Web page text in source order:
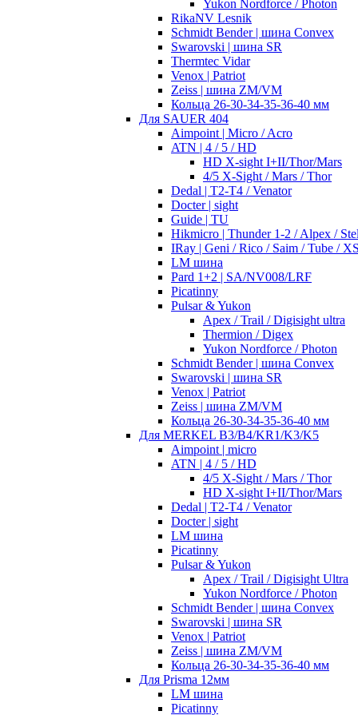
Yukon Nordforce / Photon
RikaNV Lesnik
Schmidt Bender | шина Convex
Swarovski | шина SR
Thermtec Vidar
Venox | Patriot
Zeiss | шина ZM/VM
Кольца 26-30-34-35-36-40 мм
Для SAUER 404
Aimpoint | Micro / Acro
ATN | 4 / 5 / HD
HD X-sight I+II/Thor/Mars
4/5 X-Sight / Mars / Thor
Dedal | T2-T4 / Venator
Docter | sight
Guide | TU
Hikmicro | Thunder 1-2 / Alpex /
IRay | Geni / Rico / Saim / Tube /
LM шина
Pard 1+2 | SA/NV008/LRF
Picatinny
Pulsar & Yukon
Apex / Trail / Digisight ultra
Thermion / Digex
Yukon Nordforce / Photon
Schmidt Bender | шина Convex
Swarovski | шина SR
Venox | Patriot
Zeiss | шина ZM/VM
Кольца 26-30-34-35-36-40 мм
Для MERKEL B3/B4/KR1/K3/K5
Aimpoint | micro
ATN | 4 / 5 / HD
4/5 X-Sight / Mars / Thor
HD X-sight I+II/Thor/Mars
Dedal | T2-T4 / Venator
Docter | sight
LM шина
Picatinny
Pulsar & Yukon
Apex / Trail / Digisight Ultra
Yukon Nordforce / Photon
Schmidt Bender | шина Convex
Swarovski | шина SR
Venox | Patriot
Zeiss | шина ZM/VM
Кольца 26-30-34-35-36-40 мм
Для Prisma 12мм
LM шина
Picatinny